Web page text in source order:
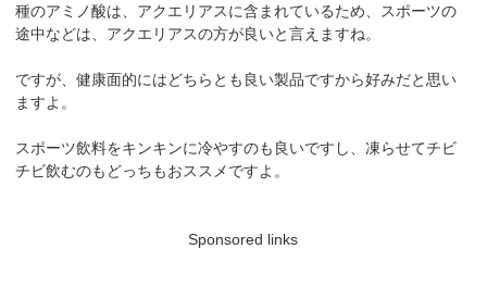
種のアミノ酸は、アクエリアスに含まれているため、スポーツの
途中などは、アクエリアスの方が良いと言えますね。
ですが、健康面的にはどちらとも良い製品ですから好みだと思い
ますよ。
スポーツ飲料をキンキンに冷やすのも良いですし、凍らせてチビ
チビ飲むのもどっちもおススメですよ。
Sponsored links